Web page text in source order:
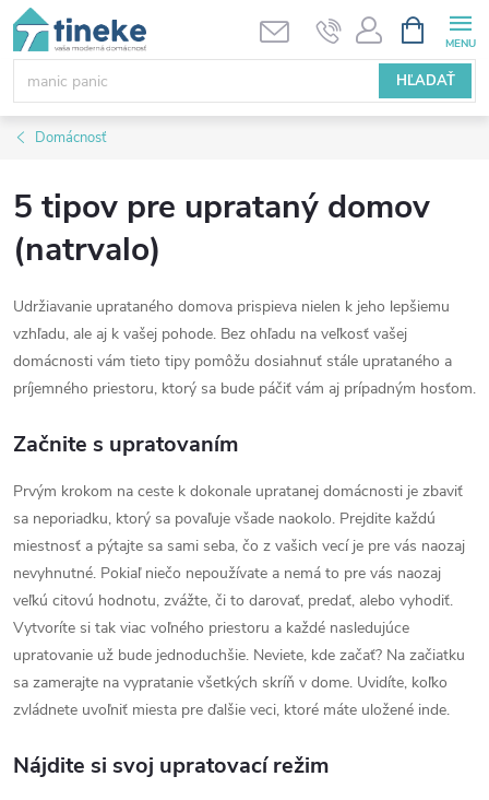
Prejsť
obsah
HĽADAŤ
KOŠÍK
Domácnosť
5 tipov pre uprataný domov
(natrvalo)
Udržiavanie uprataného domova prispieva nielen k jeho lepšiemu
vzhľadu, ale aj k vašej pohode. Bez ohľadu na veľkosť vašej
domácnosti vám tieto tipy pomôžu dosiahnuť stále uprataného a
príjemného priestoru, ktorý sa bude páčiť vám aj prípadným hosťom.
Začnite s upratovaním
Prvým krokom na ceste k dokonale upratanej domácnosti je zbaviť
sa neporiadku, ktorý sa povaľuje všade naokolo. Prejdite každú
miestnosť a pýtajte sa sami seba, čo z vašich vecí je pre vás naozaj
nevyhnutné. Pokiaľ niečo nepoužívate a nemá to pre vás naozaj
veľkú citovú hodnotu, zvážte, či to darovať, predať, alebo vyhodiť.
Vytvoríte si tak viac voľného priestoru a každé nasledujúce
upratovanie už bude jednoduchšie. Neviete, kde začať? Na začiatku
sa zamerajte na vypratanie všetkých skríň v dome. Uvidíte, koľko
zvládnete uvoľniť miesta pre ďalšie veci, ktoré máte uložené inde.
Nájdite si svoj upratovací režim